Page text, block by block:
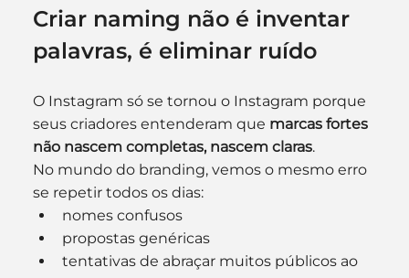
Criar naming não é inventar
palavras, é eliminar ruído
O Instagram só se tornou o Instagram porque
seus criadores entenderam que marcas fortes
não nascem completas, nascem claras.
No mundo do branding, vemos o mesmo erro
se repetir todos os dias:
nomes confusos
propostas genéricas
tentativas de abraçar muitos públicos ao